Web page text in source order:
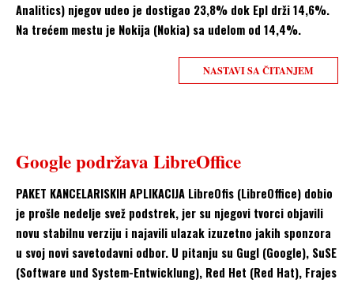
Analitics) njegov udeo je dostigao 23,8% dok Epl drži 14,6%.
Na trećem mestu je Nokija (Nokia) sa udelom od 14,4%.
NASTAVI SA ČITANJEM
Google podržava LibreOffice
PAKET KANCELARISKIH APLIKACIJA LibreOfis (LibreOffice) dobio
je prošle nedelje svež podstrek, jer su njegovi tvorci objavili
novu stabilnu verziju i najavili ulazak izuzetno jakih sponzora
u svoj novi savetodavni odbor. U pitanju su Gugl (Google), SuSE
(Software und System-Entwicklung), Red Het (Red Hat), Frajes